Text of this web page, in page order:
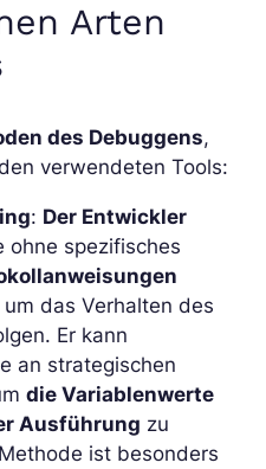
Arten
des Debuggens,
verwendeten Tools:
: Der Entwickler
ohne spezifisches
um das Verhalten des
Er kann
an strategischen
die Variablenwerte
Ausführung zu
ist besonders